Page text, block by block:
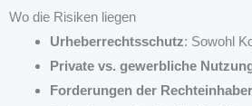
Wo die Risiken liegen
Urheberrechtsschutz: Sowohl
Private vs. gewerbliche
Forderungen der Rechteinhaber